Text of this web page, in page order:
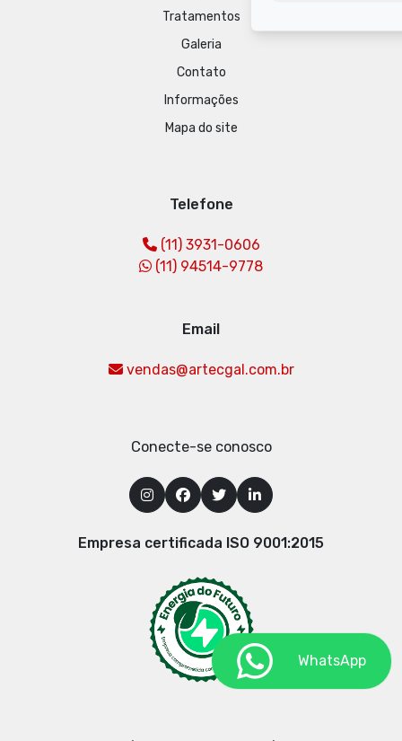
Tratamentos
Galeria
Contato
Informações
Mapa do site
Telefone
(11) 3931-0606
(11) 94514-9778
Email
vendas@artecgal.com.br
Conecte-se conosco
Empresa certificada ISO 9001:2015
WhatsApp